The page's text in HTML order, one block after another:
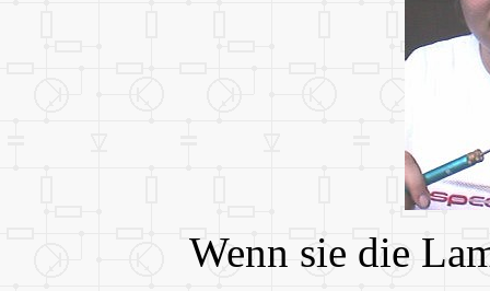
Wenn sie die